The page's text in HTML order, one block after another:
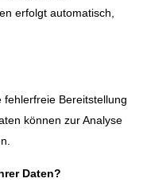
erfolgt automatisch,
fehlerfreie Bereitstellung
können zur Analyse
Daten?